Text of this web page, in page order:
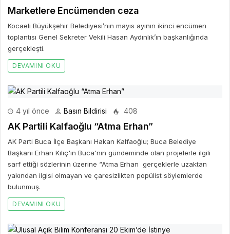
Marketlere Encümenden ceza
Kocaeli Büyükşehir Belediyesi’nin mayıs ayının ikinci encümen
toplantısı Genel Sekreter Vekili Hasan Aydınlık’ın başkanlığında
gerçekleşti.
DEVAMINI OKU
4 yıl önce Basın Bildirisi 408
AK Partili Kalfaoğlu “Atma Erhan”
AK Parti Buca İlçe Başkanı Hakan Kalfaoğlu; Buca Belediye
Başkanı Erhan Kılıç'ın Buca'nın gündeminde olan projelerle ilgili
sarf ettiği sözlerinin üzerine “Atma Erhan gerçeklerle uzaktan
yakından ilgisi olmayan ve çaresizlikten popülist söylemlerde
bulunmuş.
DEVAMINI OKU